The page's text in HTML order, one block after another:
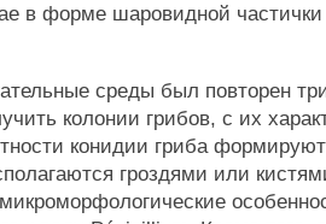
в форме шаровидной
среды был повторен
колонии грибов, с их
конидии гриба
гроздями или